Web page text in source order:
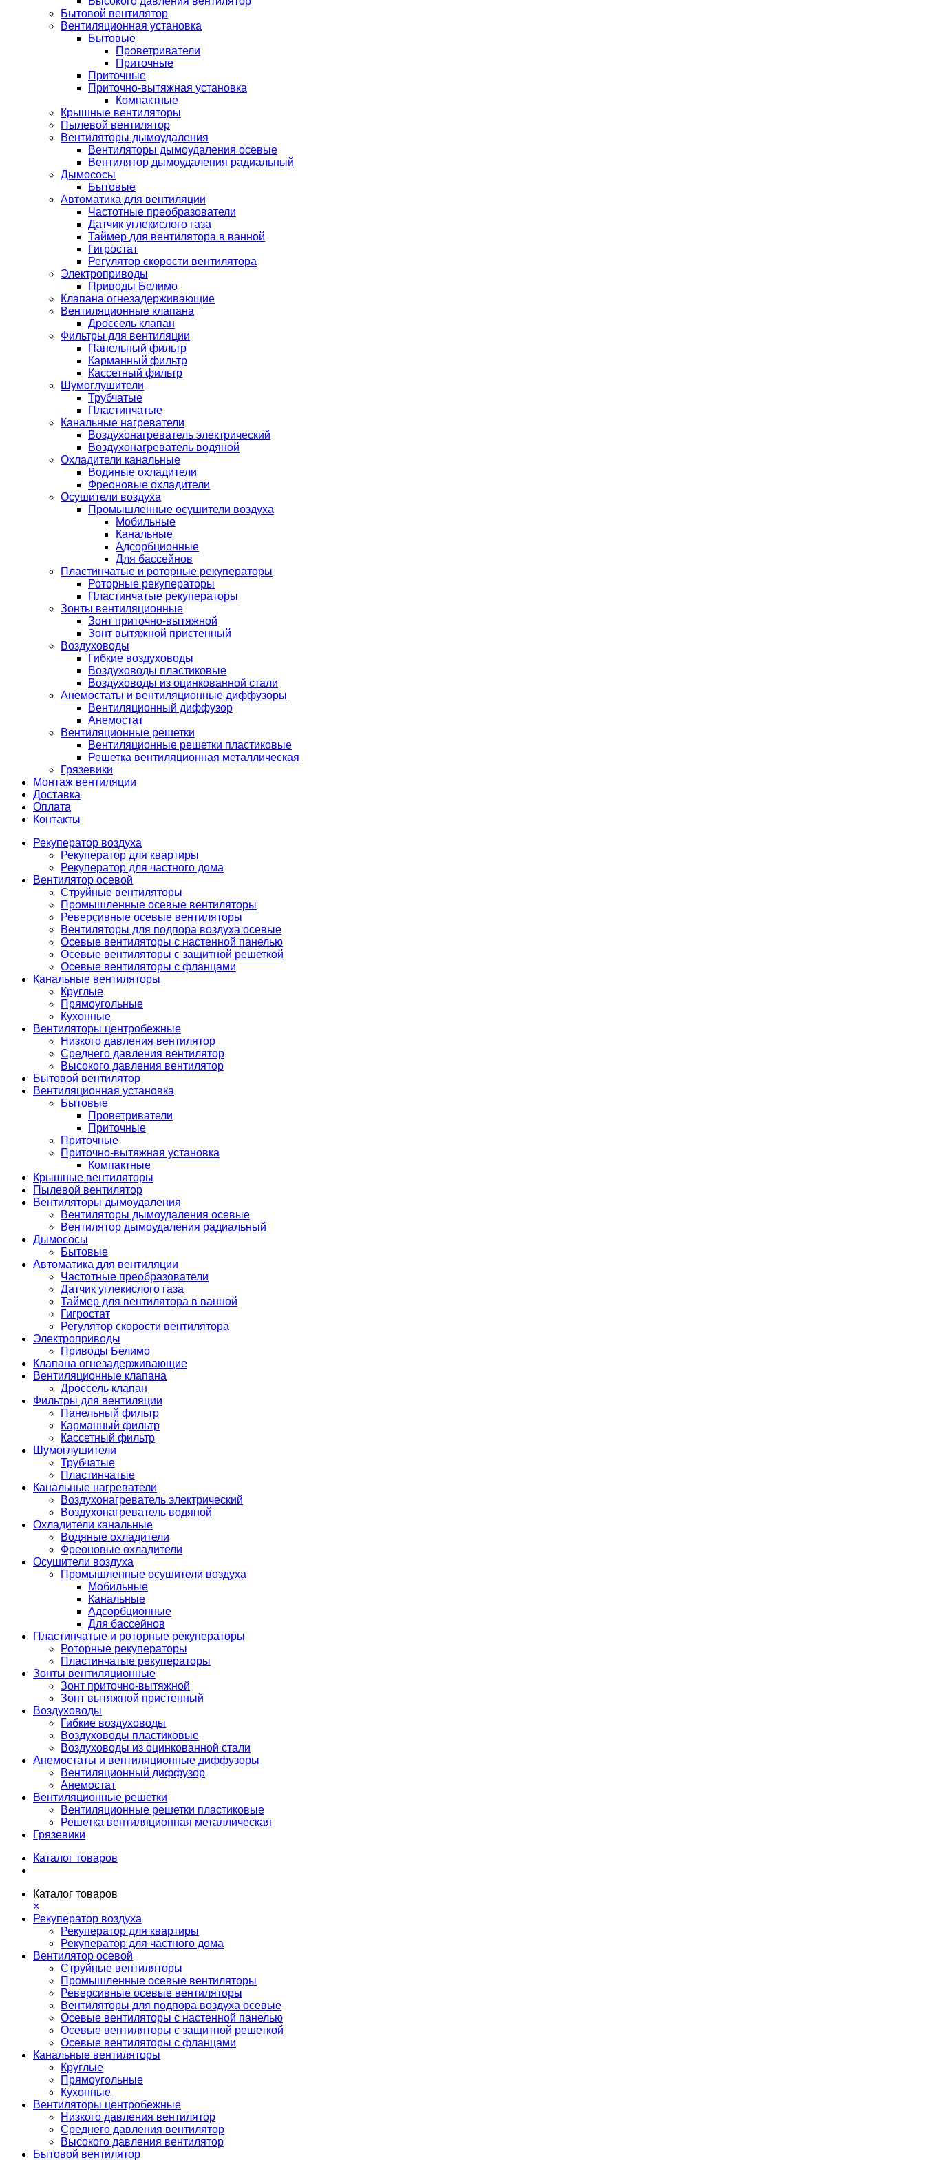
Бытовой вентилятор
Вентиляционная установка
Бытовые
Проветриватели
Приточные
Приточные
Приточно-вытяжная установка
Компактные
Крышные вентиляторы
Пылевой вентилятор
Вентиляторы дымоудаления
Вентиляторы дымоудаления осевые
Вентилятор дымоудаления радиальный
Дымососы
Бытовые
Автоматика для вентиляции
Частотные преобразователи
Датчик углекислого газа
Таймер для вентилятора в ванной
Гигростат
Регулятор скорости вентилятора
Электроприводы
Приводы Белимо
Клапана огнезадерживающие
Вентиляционные клапана
Дроссель клапан
Фильтры для вентиляции
Панельный фильтр
Карманный фильтр
Кассетный фильтр
Шумоглушители
Трубчатые
Пластинчатые
Канальные нагреватели
Воздухонагреватель электрический
Воздухонагреватель водяной
Охладители канальные
Водяные охладители
Фреоновые охладители
Осушители воздуха
Промышленные осушители воздуха
Мобильные
Канальные
Адсорбционные
Для бассейнов
Пластинчатые и роторные рекуператоры
Роторные рекуператоры
Пластинчатые рекуператоры
Зонты вентиляционные
Зонт приточно-вытяжной
Зонт вытяжной пристенный
Воздуховоды
Гибкие воздуховоды
Воздуховоды пластиковые
Воздуховоды из оцинкованной стали
Анемостаты и вентиляционные диффузоры
Вентиляционный диффузор
Анемостат
Вентиляционные решетки
Вентиляционные решетки пластиковые
Решетка вентиляционная металлическая
Грязевики
Монтаж вентиляции
Доставка
Оплата
Контакты
Рекуператор воздуха
Рекуператор для квартиры
Рекуператор для частного дома
Вентилятор осевой
Струйные вентиляторы
Промышленные осевые вентиляторы
Реверсивные осевые вентиляторы
Вентиляторы для подпора воздуха осевые
Осевые вентиляторы с настенной панелью
Осевые вентиляторы с защитной решеткой
Осевые вентиляторы с фланцами
Канальные вентиляторы
Круглые
Прямоугольные
Кухонные
Вентиляторы центробежные
Низкого давления вентилятор
Среднего давления вентилятор
Высокого давления вентилятор
Бытовой вентилятор
Вентиляционная установка
Бытовые
Проветриватели
Приточные
Приточные
Приточно-вытяжная установка
Компактные
Крышные вентиляторы
Пылевой вентилятор
Вентиляторы дымоудаления
Вентиляторы дымоудаления осевые
Вентилятор дымоудаления радиальный
Дымососы
Бытовые
Автоматика для вентиляции
Частотные преобразователи
Датчик углекислого газа
Таймер для вентилятора в ванной
Гигростат
Регулятор скорости вентилятора
Электроприводы
Приводы Белимо
Клапана огнезадерживающие
Вентиляционные клапана
Дроссель клапан
Фильтры для вентиляции
Панельный фильтр
Карманный фильтр
Кассетный фильтр
Шумоглушители
Трубчатые
Пластинчатые
Канальные нагреватели
Воздухонагреватель электрический
Воздухонагреватель водяной
Охладители канальные
Водяные охладители
Фреоновые охладители
Осушители воздуха
Промышленные осушители воздуха
Мобильные
Канальные
Адсорбционные
Для бассейнов
Пластинчатые и роторные рекуператоры
Роторные рекуператоры
Пластинчатые рекуператоры
Зонты вентиляционные
Зонт приточно-вытяжной
Зонт вытяжной пристенный
Воздуховоды
Гибкие воздуховоды
Воздуховоды пластиковые
Воздуховоды из оцинкованной стали
Анемостаты и вентиляционные диффузоры
Вентиляционный диффузор
Анемостат
Вентиляционные решетки
Вентиляционные решетки пластиковые
Решетка вентиляционная металлическая
Грязевики
Каталог товаров
Каталог товаров
×
Рекуператор воздуха
Рекуператор для квартиры
Рекуператор для частного дома
Вентилятор осевой
Струйные вентиляторы
Промышленные осевые вентиляторы
Реверсивные осевые вентиляторы
Вентиляторы для подпора воздуха осевые
Осевые вентиляторы с настенной панелью
Осевые вентиляторы с защитной решеткой
Осевые вентиляторы с фланцами
Канальные вентиляторы
Круглые
Прямоугольные
Кухонные
Вентиляторы центробежные
Низкого давления вентилятор
Среднего давления вентилятор
Высокого давления вентилятор
Бытовой вентилятор